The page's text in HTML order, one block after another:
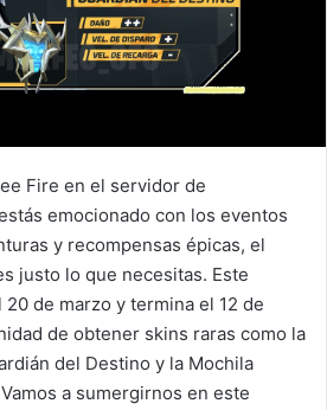
Fire en el servidor de
emocionado con los eventos
y recompensas épicas, el
justo lo que necesitas. Este
de marzo y termina el 12 de
de obtener skins raras como la
del Destino y la Mochila
a sumergirnos en este